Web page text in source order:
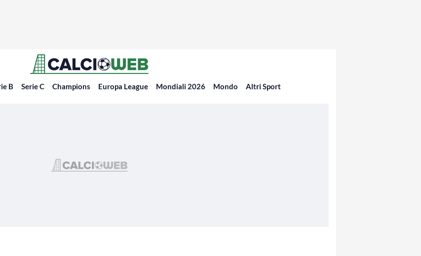
B Serie C Champions Europa League Mondiali 2026 Mondo Altri Sport